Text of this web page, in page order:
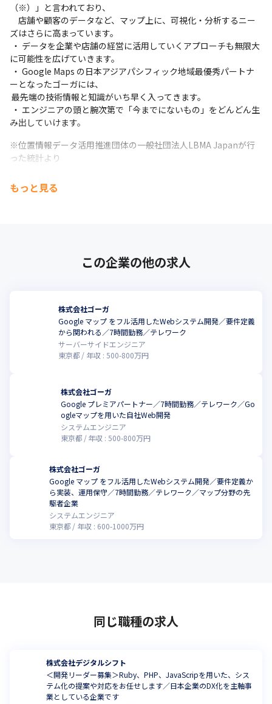
（※）」と言われており、
店舗や顧客のデータなど、マップ上に、可視化・分析するニー
ズはさらに高まっています。
に可能性を広げていきます。
ーとなったゴーガには、
み出していけます。
※​位置情報データ活用推進団体の一般社団法人LBMA Japanが行
った統計より
もっと見る
この企業の他の求人
株式会社ゴーガ
Google マップ をフル活用したWebシステム開発／要件定義
から関われる／7時間勤務／テレワーク
サーバーサイドエンジニア
東京都
年収 : 500-800万円
株式会社ゴーガ
Google プレミアパートナー／7時間勤務／テレワーク／Go
ogleマップを用いた自社Web開発
システムエンジニア
東京都
年収 :500-800万円
株式会社ゴーガ
Google マップ をフル活用したWebシステム開発／要件定義か
ら実装、運用保守／7時間勤務／テレワーク／マップ分野の先
駆者企業
システムエンジニア
東京都
年収 : 600-1000万円
同じ職種の求人
株式会社デジタルシフト
＜開発リーダー募集＞Ruby、PHP、JavaScripを用いた、シス
テム化の提案や対応をお任せします／日本企業のDX化を主軸事
業としている企業です